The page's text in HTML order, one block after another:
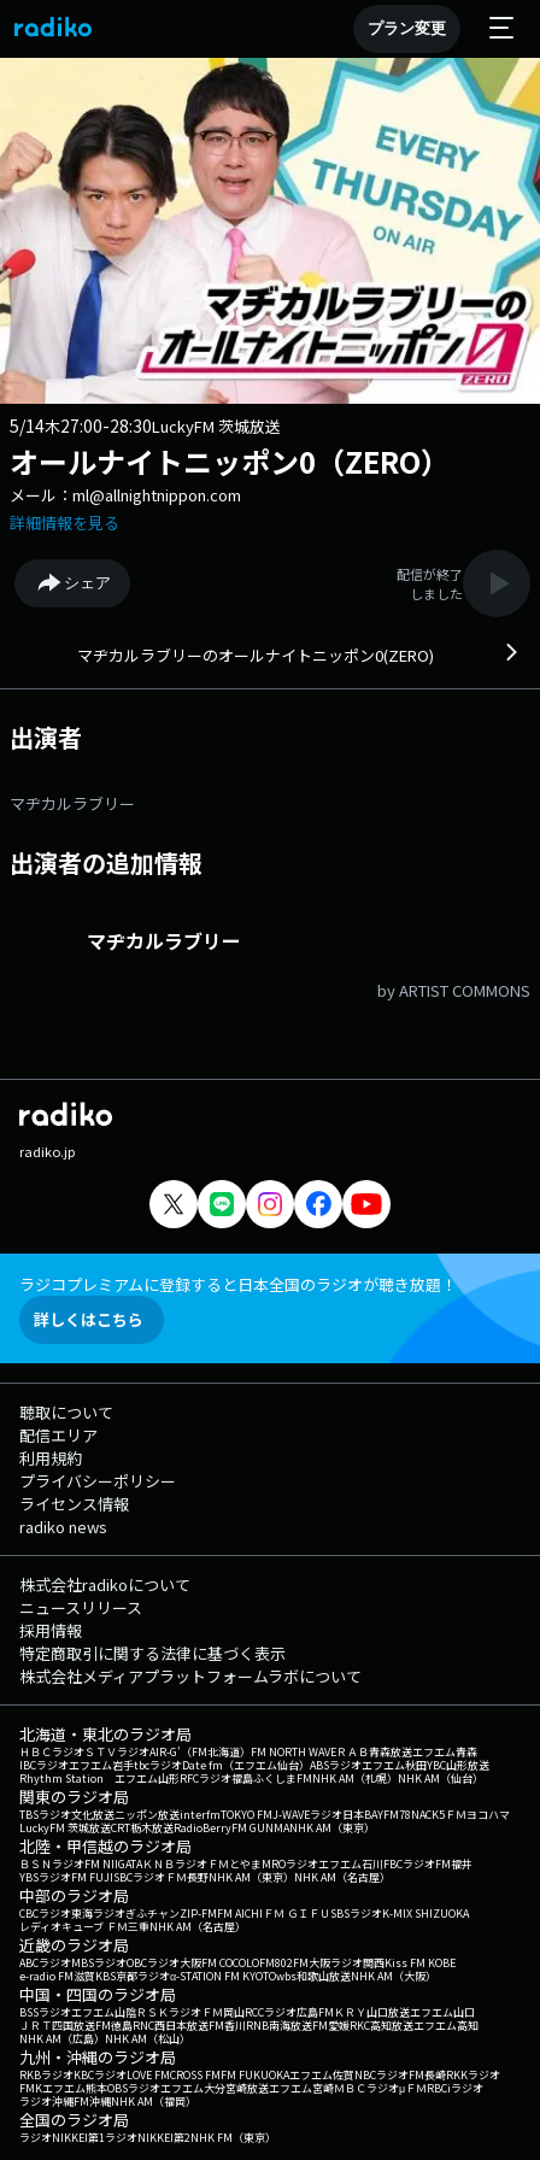
プラン変更
5/14木27:00-28:30LuckyFM 茨城放送
オールナイトニッポン0（ZERO）
メール：ml@allnightnippon.com
詳細情報を見る
シェア
配信が終了
しました
マヂカルラブリーのオールナイトニッポン0(ZERO)
出演者
マヂカルラブリー
出演者の追加情報
マヂカルラブリー
by ARTIST COMMONS
radiko.jp
ラジコプレミアムに登録すると日本全国のラジオが聴き放題！
詳しくはこちら
聴取について
配信エリア
利用規約
プライバシーポリシー
ライセンス情報
radiko news
株式会社radikoについて
ニュースリリース
採用情報
特定商取引に関する法律に基づく表示
株式会社メディアプラットフォームラボについて
北海道・東北のラジオ局
ＨＢＣラジオＳＴＶラジオAIR-G'（FM北海道） FM NORTH WAVEＲＡＢ青森放送エフエム青森
IBCラジオエフエム岩手tbcラジオDate fm（エフエム仙台） ABSラジオエフエム秋田YBC山形放送
Rhythm Station エフエム山形RFCラジオ福島ふくしまFMNHK AM（札幌） NHK AM（仙台）
関東のラジオ局
TBSラジオ文化放送ニッポン放送interfmTOKYO FMJ-WAVEラジオ日本BAYFM78NACK5 ＦＭヨコハマ
LuckyFM 茨城放送CRT栃木放送RadioBerryFM GUNMANHK AM（東京）
北陸・甲信越のラジオ局
ＢＳＮラジオFM NIIGATAＫＮＢラジオ ＦＭとやまMROラジオエフエム石川FBCラジオFM福井
YBSラジオFM FUJISBCラジオ ＦＭ長野NHK AM（東京） NHK AM（名古屋）
中部のラジオ局
CBCラジオ東海ラジオぎふチャンZIP-FMFM AICHI ＦＭ ＧＩＦＵ SBSラジオK-MIX SHIZUOKA
レディオキューブ ＦＭ三重NHK AM（名古屋）
近畿のラジオ局
ABCラジオMBSラジオOBCラジオ大阪FM COCOLOFM802FM大阪ラジオ関西Kiss FM KOBE
e-radio FM滋賀KBS京都ラジオα-STATION FM KYOTOwbs和歌山放送NHK AM（大阪）
中国・四国のラジオ局
BSSラジオエフエム山陰ＲＳＫラジオ ＦＭ岡山RCCラジオ広島FM ＫＲＹ山口放送エフエム山口
ＪＲＴ四国放送FM徳島RNC西日本放送FM香川RNB南海放送FM愛媛RKC高知放送エフエム高知
NHK AM（広島） NHK AM（松山）
九州・沖縄のラジオ局
RKBラジオKBCラジオLOVE FMCROSS FMFM FUKUOKAエフエム佐賀NBCラジオFM長崎RKKラジオ
FMKエフエム熊本OBSラジオエフエム大分宮崎放送エフエム宮崎ＭＢＣラジオμＦＭRBCiラジオ
ラジオ沖縄FM沖縄NHK AM（福岡）
全国のラジオ局
ラジオNIKKEI第1ラジオNIKKEI第2NHK FM（東京）